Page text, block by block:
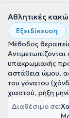
Αθλητικές
Εξειδίκευση
Μέθοδος
υπακρωμιακής
αστάθεια ώμου,
του γόνατου
χιαστού, ρήξη
Διαθέσιμο σε: